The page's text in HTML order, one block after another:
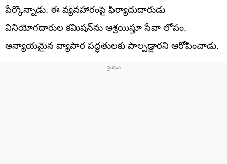
పేర్కొన్నాడు. ఈ వ్యవహారంపై ఫిర్యాదుదారుడు
వినియోగదారుల కమిషన్‌ను ఆశ్రయిస్తూ సేవా లోపం,
అన్యాయమైన వ్యాపార పద్ధతులకు పాల్పడ్డారని ఆరోపించాడు.